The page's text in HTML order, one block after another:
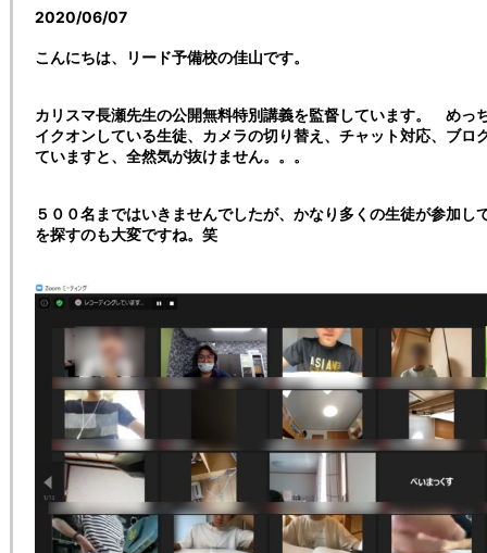
2020/06/07
こんにちは、リード予備校の佳山です。
カリスマ長瀬先生の公開無料特別講義を監督しています。 め
イクオンしている生徒、カメラの切り替え、チャット対応、ブロ
ていますと、全然気が抜けません。。。
５００名まではいきませんでしたが、かなり多くの生徒が参加
を探すのも大変ですね。笑